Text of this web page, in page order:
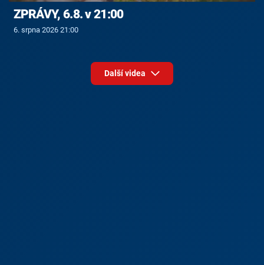
ZPRÁVY, 6.8. v 21:00
6. srpna 2026 21:00
Další videa